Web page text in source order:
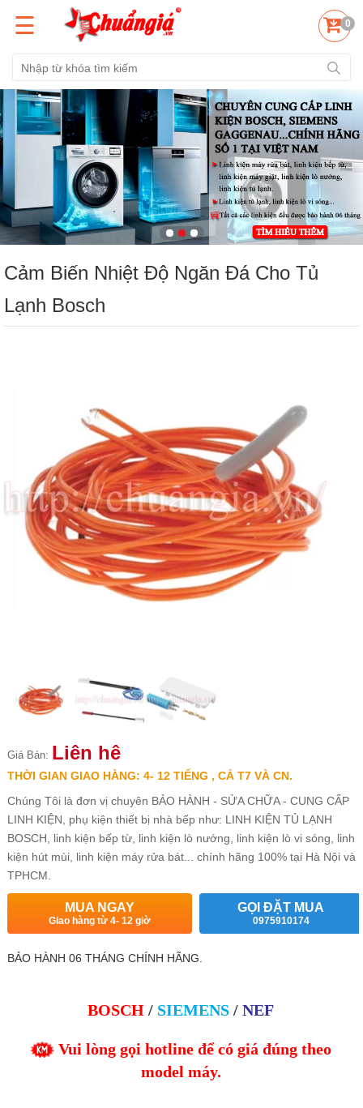
☰ 0
Cảm Biến Nhiệt Độ Ngăn Đá Cho Tủ
Lạnh Bosch
Giá Bán: Liên hệ
THỜI GIAN GIAO HÀNG: 4- 12 TIẾNG , CẢ T7 VÀ CN.
Chúng Tôi là đơn vị chuyên BẢO HÀNH - SỬA CHỮA - CUNG CẤP
LINH KIỆN, phụ kiện thiết bị nhà bếp như: LINH KIỆN TỦ LẠNH
BOSCH, linh kiện bếp từ, linh kiện lò nướng, linh kiện lò vi sóng, linh
kiện hút mùi, linh kiện máy rửa bát... chính hãng 100% tại Hà Nội và
TPHCM.
MUA NGAY
Giao hàng từ 4- 12 giờ
GỌI ĐẶT MUA
0975910174
BẢO HÀNH 06 THÁNG CHÍNH HÃNG.
BOSCH / SIEMENS /NEF
Vui lòng gọi hotline để có giá đúng theo
model máy.